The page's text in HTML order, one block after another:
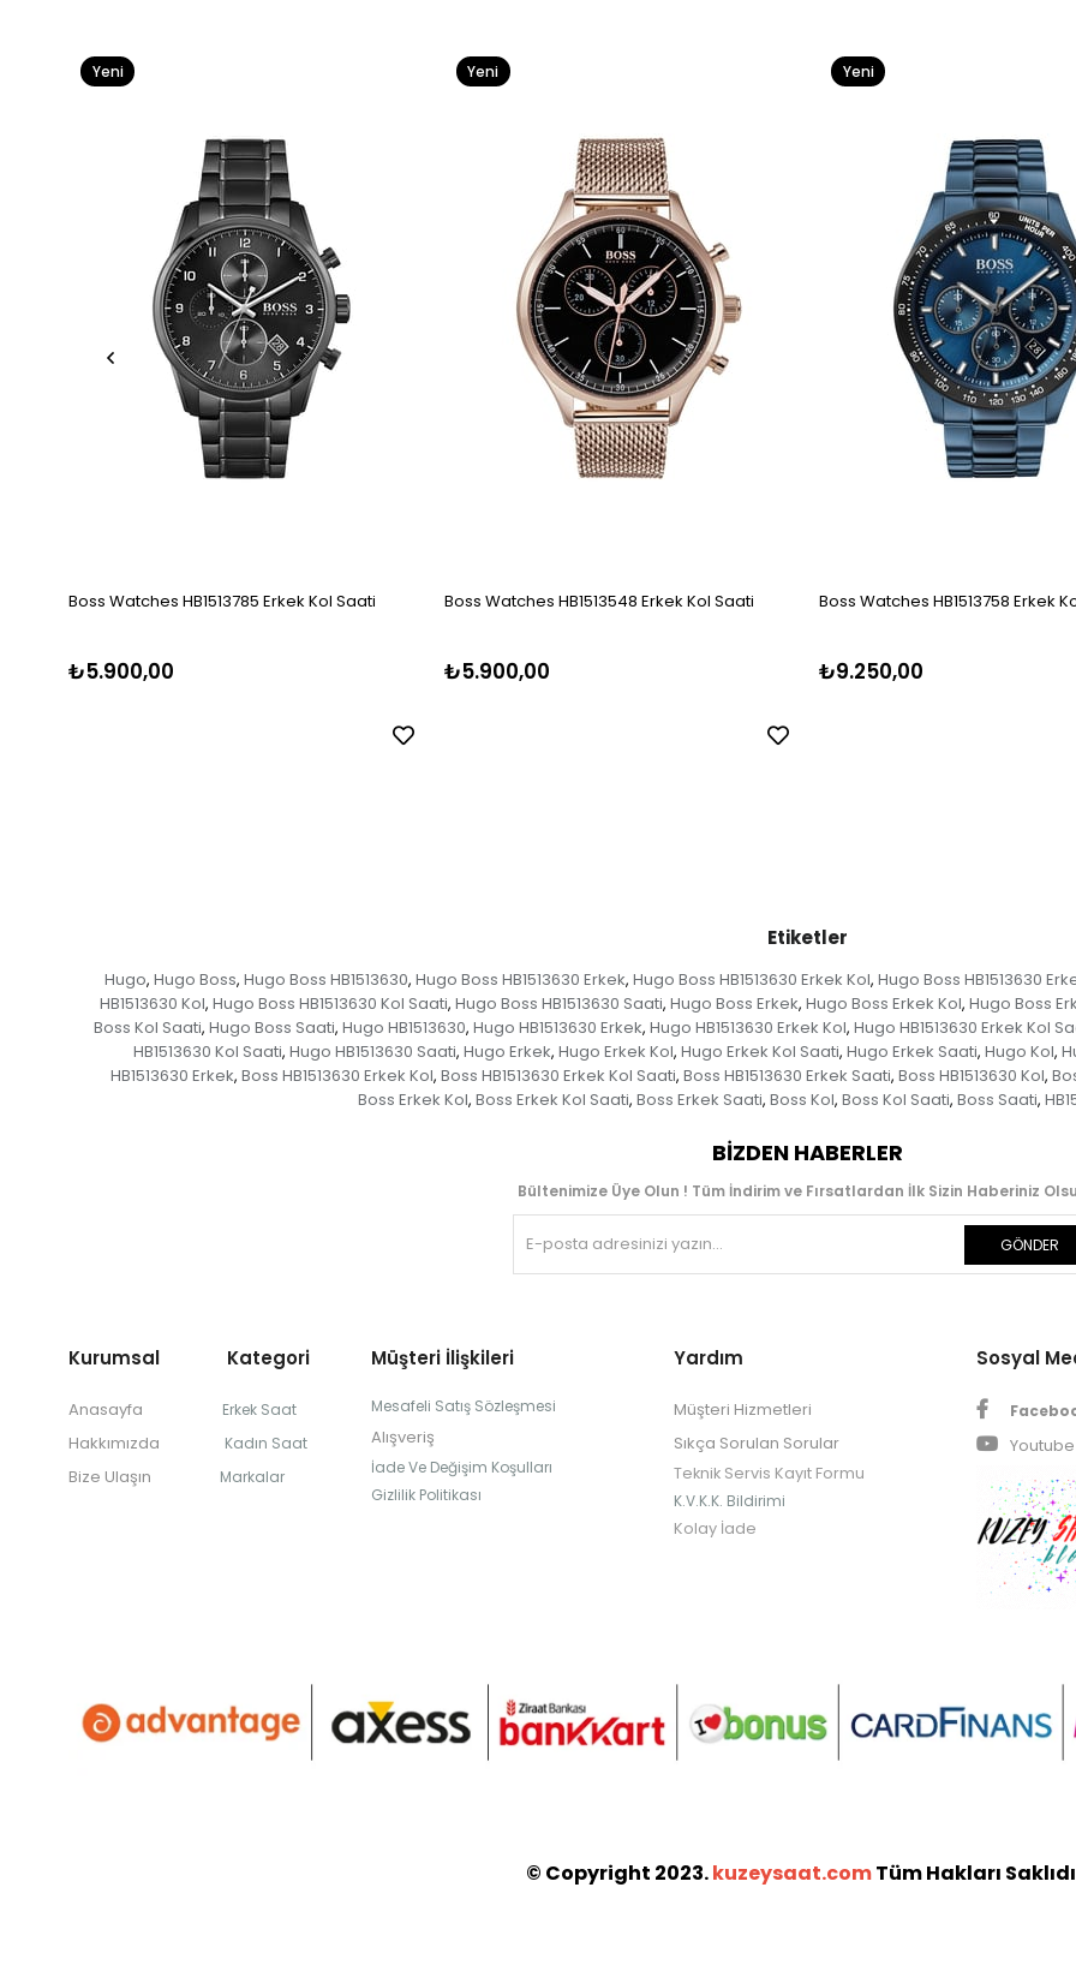
Boss Watches HB1513785 Erkek Kol Saati
₺5.900,00
Yeni
Boss Watches HB1513548 Erkek Kol Saati
₺5.900,00
Yeni
Boss Watches HB1513758 Erkek
₺9.250,00
Yeni
Etiketler
Hugo, Hugo Boss, Hugo Boss HB1513630, Hugo Boss HB1513630 Erkek, Hugo Boss HB1513630 Erkek Kol, Hugo Boss HB1513630
HB1513630 Kol, Hugo Boss HB1513630 Kol Saati, Hugo Boss HB1513630 Saati, Hugo Boss Erkek, Hugo Boss Erkek Kol, Hugo Boss
Boss Kol Saati, Hugo Boss Saati, Hugo HB1513630, Hugo HB1513630 Erkek, Hugo HB1513630 Erkek Kol, Hugo HB1513630 Erkek Kol
HB1513630 Kol Saati, Hugo HB1513630 Saati, Hugo Erkek, Hugo Erkek Kol, Hugo Erkek Kol Saati, Hugo Erkek Saati, Hugo Kol,
HB1513630 Erkek, Boss HB1513630 Erkek Kol, Boss HB1513630 Erkek Kol Saati, Boss HB1513630 Erkek Saati, Boss HB1513630 Kol,
Boss Erkek Kol, Boss Erkek Kol Saati, Boss Erkek Saati, Boss Kol, Boss Kol Saati, Boss Saati,
BIZDEN HABERLER
Bültenimize Üye Olun ! Tüm İndirim ve Fırsatlardan İlk Sizin Haberiniz
GÖNDER
Kurumsal Kategori
Anasayfa Erkek Saat
Hakkımızda Kadın Saat
Bize Ulaşın Markalar
Müşteri İlişkileri
Mesafeli Satış Sözleşmesi
Alışveriş
İade Ve Değişim Koşulları
Gizlilik Politikası
Yardım
Müşteri Hizmetleri
Sıkça Sorulan Sorular
Teknik Servis Kayıt Formu
K.V.K.K. Bildirimi
Kolay İade
Sosyal
Youtube
© Copyright 2023.kuzeysaat.comTüm Hakları